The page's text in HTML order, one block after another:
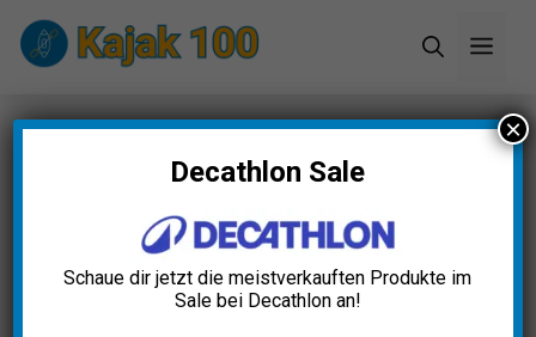
Zum
Inhalt
Startseite»Blog»Kajak Außenborder Test: Die 5
besten (Bestenliste)Decathlon Sale
Schaue dir jetzt die meistverkauften Produkte im
Sale bei Decathlon an!
×